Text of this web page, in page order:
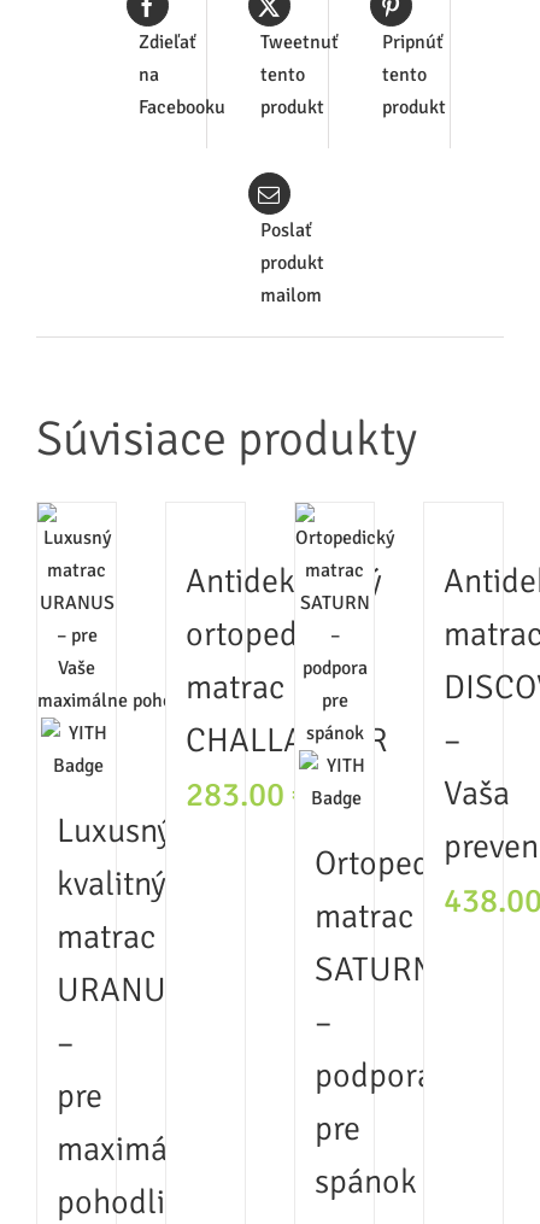
Zdieľať
na
Facebooku
Tweetnuť
tento
produkt
Pripnúť
tento
produkt
Poslať
produkt
mailom
Súvisiace produkty
Luxusný
kvalitný
matrac
URANUS
–
pre
maximálne
pohodlie
Antidekubitný
ortopedický
matrac
CHALLANGER
283.00 €
Ortopedický
matrac
SATURN
–
podpora
pre
spánok
–
Vaša